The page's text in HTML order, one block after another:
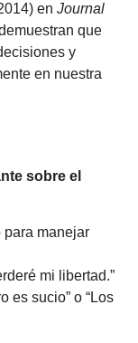
en Journal
que
y
en nuestra
sobre el
para manejar
mi libertad.”
es sucio” o “Los